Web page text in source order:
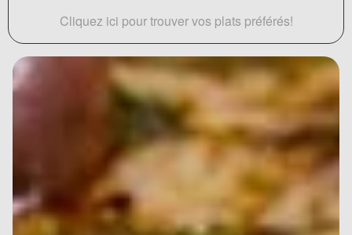
Cliquez ici pour trouver vos plats préférés!